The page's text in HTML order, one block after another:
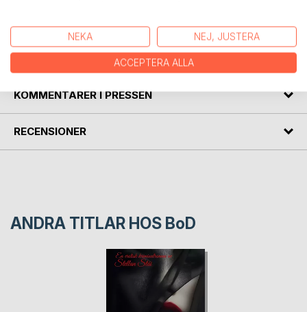
KOMMENTARER I PRESSEN
RECENSIONER
ANDRA TITLAR HOS BoD
NEKA NEJ, JUSTERA
ACCEPTERA ALLA